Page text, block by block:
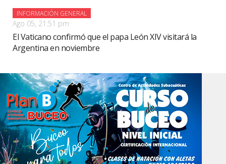
INFORMACIÓN GENERAL
Ago 05, 21:51 pm
El Vaticano confirmó que el papa León XIV visitará la
Argentina en noviembre